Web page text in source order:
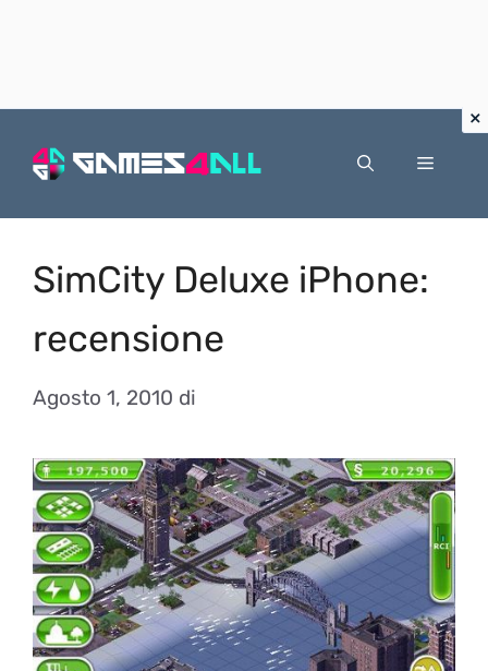
Menu
SimCity Deluxe iPhone:
recensione
Agosto 1, 2010 di